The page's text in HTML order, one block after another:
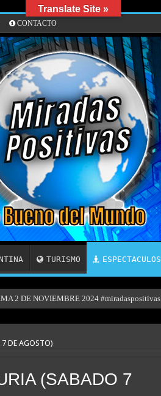
CONTACTO
TURISMO ESPECTACULOS
2 DE NOVIEMBRE 2024 #miradaspositivas
DE AGOSTO)
(SABADO 7
Translate Site »